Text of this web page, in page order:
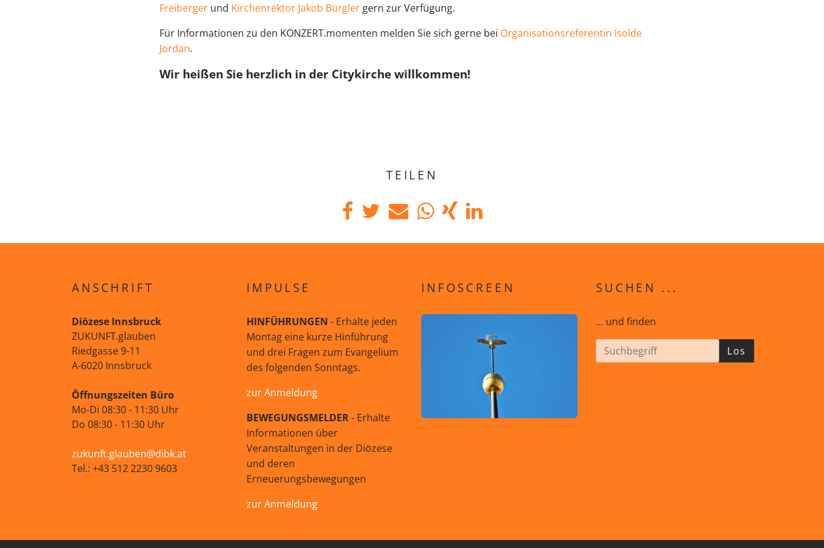
Freibergerund Kirchenrektor Jakob Bürglergern zur Verfügung.
Für Informationen zu den KONZERT.momenten melden Sie sich gerne bei Organisationsreferentin Isolde
Jordan.
Wir heißen Sie herzlich in der Citykirche willkommen!
TEILEN
ANSCHRIFT
Diözese Innsbruck
ZUKUNFT.glauben
Riedgasse 9-11
A-6020 Innsbruck
Öffnungszeiten Büro
Mo-Di 08:30 - 11:30 Uhr
Do 08:30 - 11:30 Uhr
zukunft.glauben@dibk.at
Tel.: +43 512 2230 9603
IMPULSE
HINFÜHRUNGEN - Erhalte jeden
Montag eine kurze Hinführung
und drei Fragen zum Evangelium
des folgenden Sonntags.
zur Anmeldung
BEWEGUNGSMELDER- Erhalte
Informationen über
Veranstaltungen in der Diözese
und deren
Erneuerungsbewegungen
zur Anmeldung
INFOSCREEN SUCHEN ...
... und finden
Los